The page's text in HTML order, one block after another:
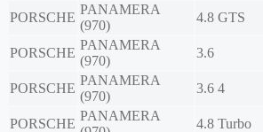
PORSCHE
PANAMERA
(970)
4.8 GTS
PORSCHE
PANAMERA
(970)
3.6
PORSCHE
PANAMERA
(970)
3.6 4
PORSCHE
PANAMERA
4.8 Turbo